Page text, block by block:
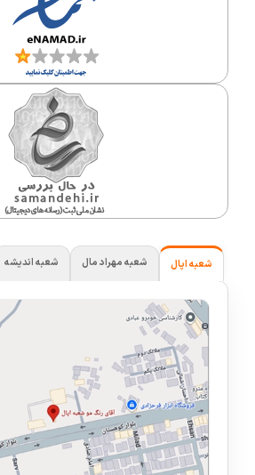
شعبه اپال شعبه مهراد مال شعبه اندیشه